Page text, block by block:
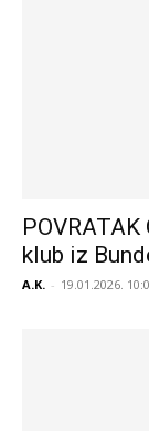
klub iz
A.K. - 19.01.2026.